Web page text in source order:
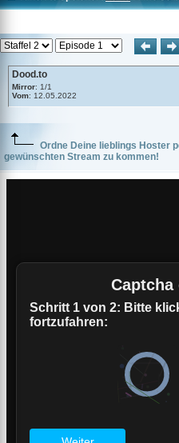
Dood.to
Mirror: 1/1
Vom: 12.05.2022
Ordne Deine lieblings Hoster
gewünschten Stream zu kommen!